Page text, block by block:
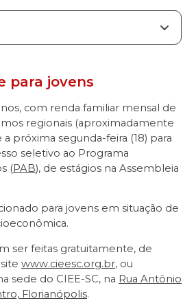
para jovens
com renda familiar mensal de
regionais (aproximadamente
próxima segunda-feira (18) para
seletivo ao Programa
(PAB), de estágios na Assembleia
para jovens em situação de
ser feitas gratuitamente, de
www.cieesc.org.br, ou
sede do CIEE-SC, na Rua Antônio
Florianópolis.